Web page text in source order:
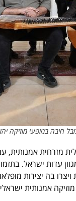
חיבה במופעי מוזיקה
מזרחית אמנותית,
עדות ישראל.
בה יצירות
אמנותית